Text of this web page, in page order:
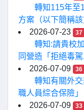
轉知115年至
方案（以下簡稱該
2026-07-23
37
轉知:請貴校
同營造「拒絕毒駕
2026-07-09
36
轉知有關外
職人員綜合保險」
2026-07-09
33